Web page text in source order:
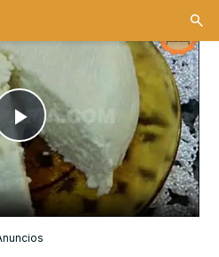
Play
Video